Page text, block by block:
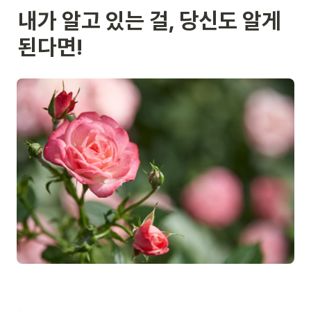
내가 알고 있는 걸, 당신도 알게
된다면!